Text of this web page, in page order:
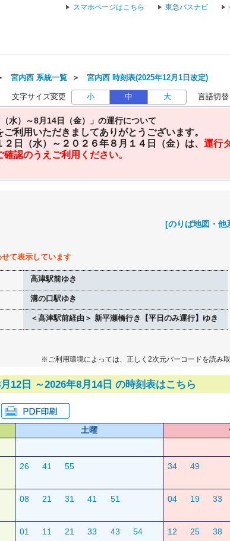
スマホページはこちら 東急バスナビ
宮内西 系統一覧 ＞ 宮内西 時刻表(2025年12月1日改定)
文字サイズ変更 小 中 大 言語切替
水）～8月14日（金）」の運行について
利用いただきましてありがとうございます。
２日（水）～２０２６年８月１４日（金）は、 運行
確認のうえご利用ください。
[のりば地図・他
て表示しています
高津駅前ゆき
溝の口駅ゆき
＜高津駅前経由＞ 新平瀬橋行き【平日のみ運行】ゆき
※ご利用環境によっては、正しく2次元バーコードを読み取
12日 ～2026年8月14日 の時刻表はこちら
土曜
26 41 55 34 49
08 21 31 41 51 04 19 33
01 11 21 33 43 54 12 25 38